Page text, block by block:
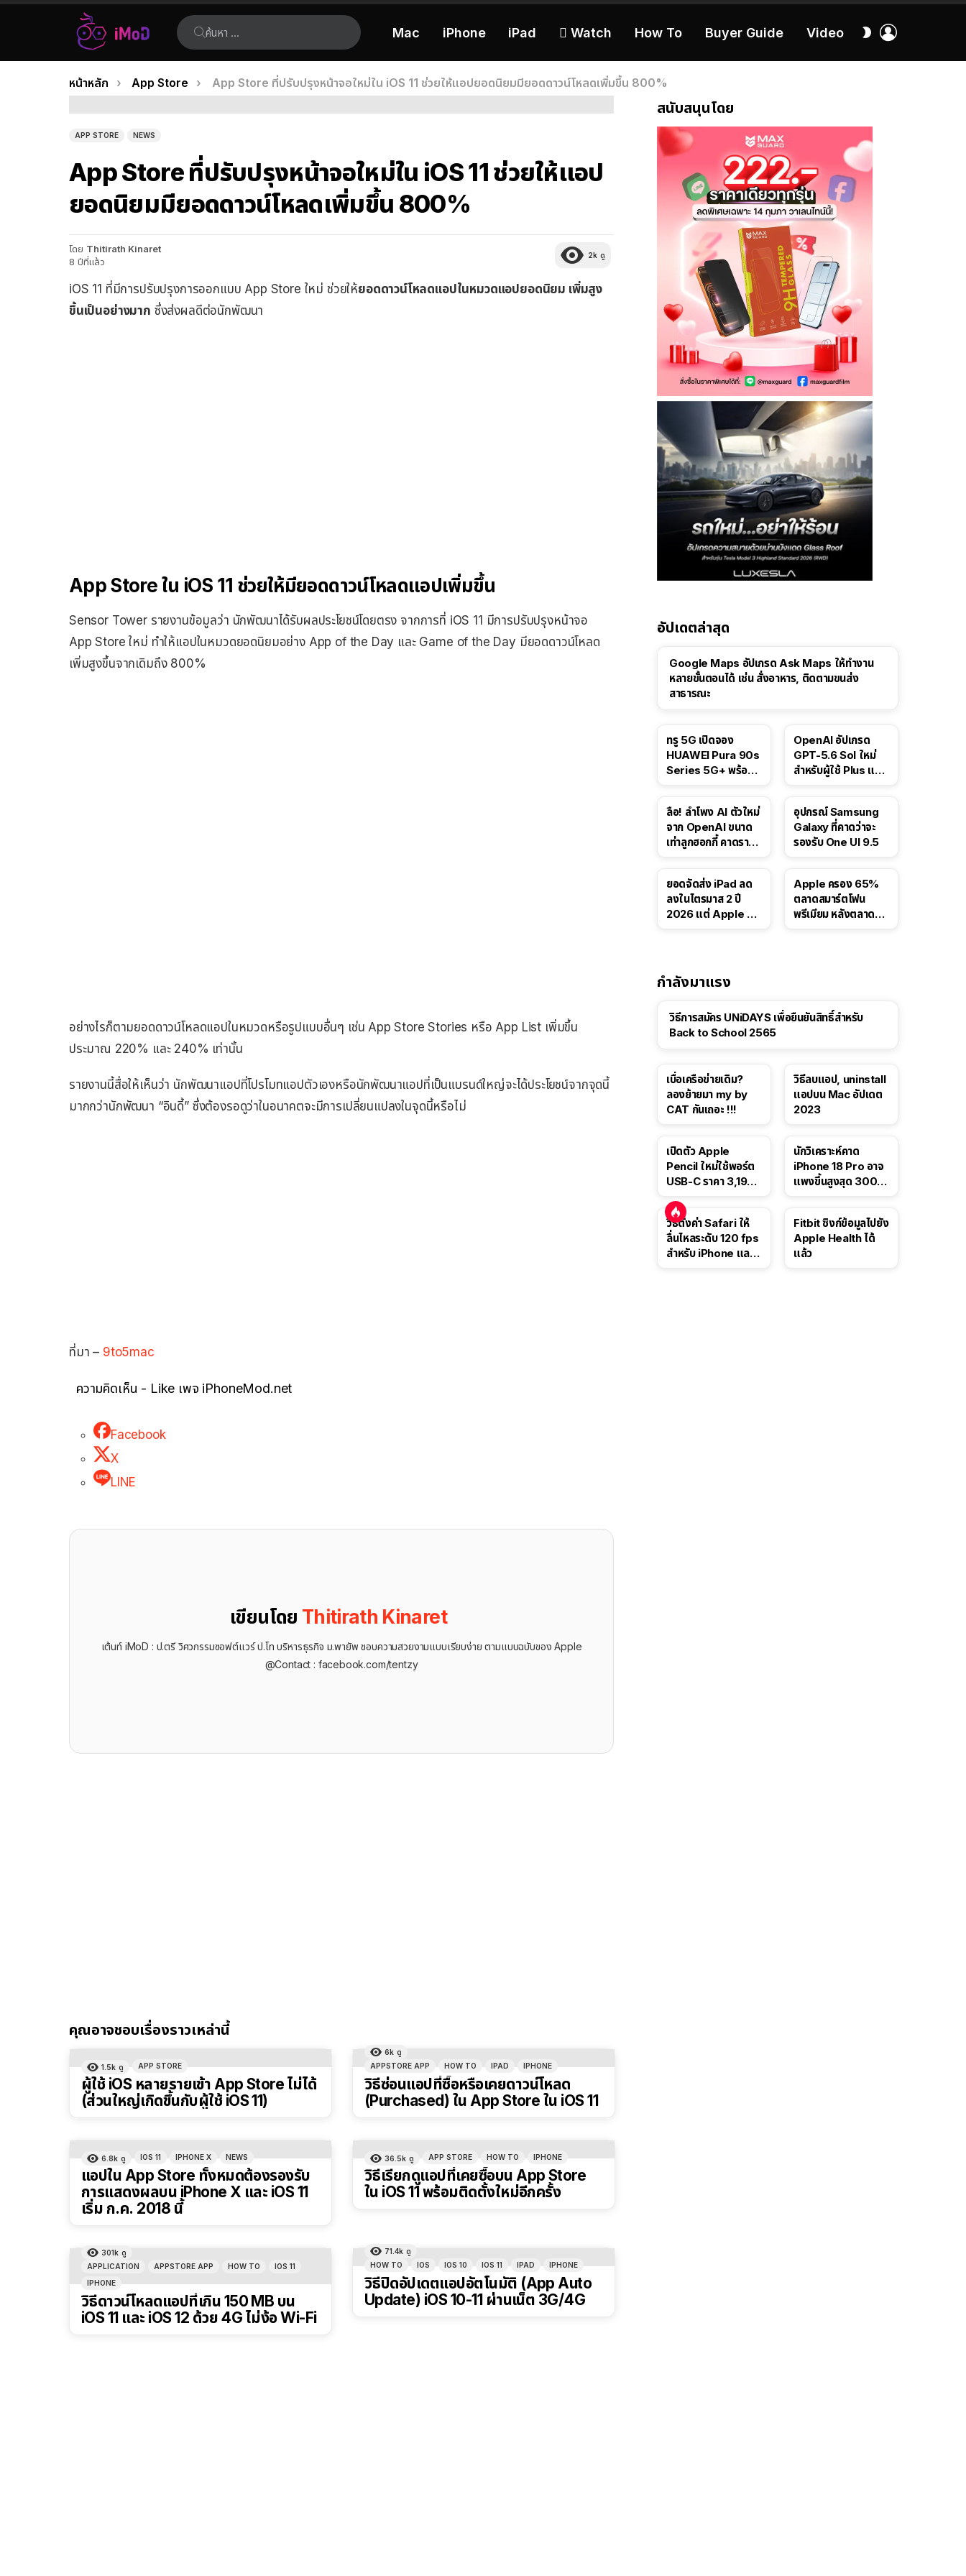
ค้นหา:
Mac iPhone iPad  Watch How To Buyer Guide Video
สลับ
เรื่อง
ล่าสุด
คุณอยู่ที่นี่:
หน้าหลัก App Store App Store ที่ปรับปรุงหน้าจอใหม่ใน iOS 11 ช่วยให้แอปยอดนิยมมียอดดาวน์โหลดเพิ่มขึ้น 800%
APP STORE NEWS
App Store ที่ปรับปรุงหน้าจอใหม่ใน iOS 11 ช่วยให้แอป
ยอดนิยมมียอดดาวน์โหลดเพิ่มขึ้น 800%
โดย Thitirath Kinaret
8 ปีที่แล้ว
2k ดู
iOS 11 ที่มีการปรับปรุงการออกแบบ App Store ใหม่ ช่วยให้ยอดดาวน์โหลดแอปในหมวดแอปยอดนิยม เพิ่มสูง
ขึ้นเป็นอย่างมาก ซึ่งส่งผลดีต่อนักพัฒนา
App Store ใน iOS 11 ช่วยให้มียอดดาวน์โหลดแอปเพิ่มขึ้น
Sensor Tower รายงานข้อมูลว่า นักพัฒนาได้รับผลประโยชน์โดยตรง จากการที่ iOS 11 มีการปรับปรุงหน้าจอ
App Store ใหม่ ทำให้แอปในหมวดยอดนิยมอย่าง App of the Day และ Game of the Day มียอดดาวน์โหลด
เพิ่มสูงขึ้นจากเดิมถึง 800%
อย่างไรก็ตามยอดดาวน์โหลดแอปในหมวดหรือรูปแบบอื่นๆ เช่น App Store Stories หรือ App List เพิ่มขึ้น
ประมาณ 220% และ 240% เท่านั้น
รายงานนี้สื่อให้เห็นว่า นักพัฒนาแอปที่โปรโมทแอปตัวเองหรือนักพัฒนาแอปที่เป็นแบรนด์ใหญ่จะได้ประโยชน์จากจุดนี้
มากกว่านักพัฒนา “อินดี้” ซึ่งต้องรอดูว่าในอนาคตจะมีการเปลี่ยนแปลงในจุดนี้หรือไม่
ที่มา – 9to5mac
ความคิดเห็น - Like เพจ iPhoneMod.net
Facebook
X
LINE
เขียนโดย Thitirath Kinaret
เต้นท์ iMoD : ป.ตรี วิศวกรรมซอฟต์แวร์ ป.โท บริหารธุรกิจ ม.พายัพ ชอบความสวยงามแบบเรียบง่าย ตามแบบฉบับของ Apple
@Contact : facebook.com/tentzy
คุณอาจชอบเรื่องราวเหล่านี้
1.5k ดู APP STORE
ผู้ใช้ iOS หลายรายเข้า App Store ไม่ได้
(ส่วนใหญ่เกิดขึ้นกับผู้ใช้ iOS 11)
6k ดู
APPSTORE APP
HOW TO IPAD IPHONE
วิธีซ่อนแอปที่ซื้อหรือเคยดาวน์โหลด
(Purchased) ใน App Store ใน iOS 11
6.8k ดู IOS 11 IPHONE X NEWS
แอปใน App Store ทั้งหมดต้องรองรับ
การแสดงผลบน iPhone X และ iOS 11
เริ่ม ก.ค. 2018 นี้
36.5k ดู APP STORE HOW TO IPHONE
วิธีเรียกดูแอปที่เคยซื้อบน App Store
ใน iOS 11 พร้อมติดตั้งใหม่อีกครั้ง
301k ดู
APPLICATION
APPSTORE APP HOW TO
IOS 11
IPHONE
วิธีดาวน์โหลดแอปที่เกิน 150 MB บน
iOS 11 และ iOS 12 ด้วย 4G ไม่ง้อ Wi-Fi
71.4k ดู
HOW TO
IOS IOS 10 IOS 11 IPAD IPHONE
วิธีปิดอัปเดตแอปอัตโนมัติ (App Auto
Update) iOS 10-11 ผ่านเน็ต 3G/4G
สนับสนุนโดย
อัปเดตล่าสุด
Google Maps อัปเกรด Ask Maps ให้ทำงาน
หลายขั้นตอนได้ เช่น สั่งอาหาร, ติดตามขนส่ง
สาธารณะ
ทรู 5G เปิดจอง
HUAWEI Pura 90s
Series 5G+ พร้อม
OpenAI อัปเกรด
GPT-5.6 Sol ใหม่
สำหรับผู้ใช้ Plus และ
ลือ! ลำโพง AI ตัวใหม่
จาก OpenAI ขนาด
เท่าลูกฮอกกี้ คาดราคา
อุปกรณ์ Samsung
Galaxy ที่คาดว่าจะ
รองรับ One UI 9.5
ยอดจัดส่ง iPad ลด
ลงในไตรมาส 2 ปี
2026 แต่ Apple ยัง
Apple ครอง 65%
ตลาดสมาร์ตโฟน
พรีเมียม หลังตลาดทำ
กำลังมาแรง
วิธีการสมัคร UNiDAYS เพื่อยืนยันสิทธิ์สำหรับ
Back to School 2565
เบื่อเครือข่ายเดิม?
ลองย้ายมา my by
CAT กันเถอะ !!!
วิธีลบแอป, uninstall
แอปบน Mac อัปเดต
2023
เปิดตัว Apple
Pencil ใหม่ใช้พอร์ต
USB-C ราคา 3,190
นี้
นักวิเคราะห์คาด
iPhone 18 Pro อาจ
แพงขึ้นสูงสุด 300
วิธีตั้งค่า Safari ให้
ลื่นไหลระดับ 120 fps
สำหรับ iPhone และ
Fitbit ซิงก์ข้อมูลไปยัง
Apple Health ได้
แล้ว